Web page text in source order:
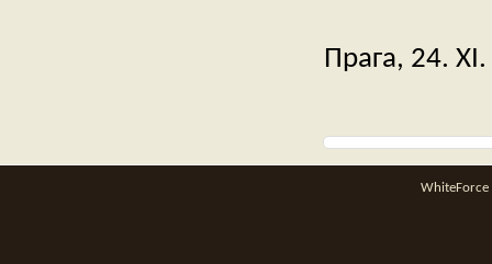
Прага, 24.